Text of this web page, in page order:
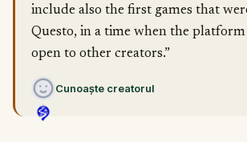
include also the first games that
Questo, in a time when the
open to other creators.”
Cunoaște creatorul